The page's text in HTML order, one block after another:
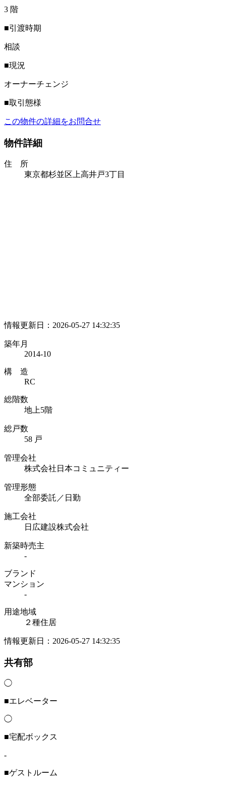
3 階
■引渡時期
相談
■現況
オーナーチェンジ
■取引態様
この物件の詳細をお問合せ
物件詳細
住 所
東京都杉並区上高井戸3丁目
情報更新日：2026-05-27 14:32:35
築年月
2014-10
構 造
RC
総階数
地上5階
総戸数
58 戸
管理会社
株式会社日本コミュニティー
管理形態
全部委託／日勤
施工会社
日広建設株式会社
新築時売主
-
ブランド
マンション
-
用途地域
２種住居
情報更新日：2026-05-27 14:32:35
共有部
◯
■エレベーター
◯
■宅配ボックス
-
■ゲストルーム